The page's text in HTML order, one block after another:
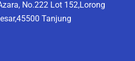
No.222 Lot 152,Lorong
Tanjung